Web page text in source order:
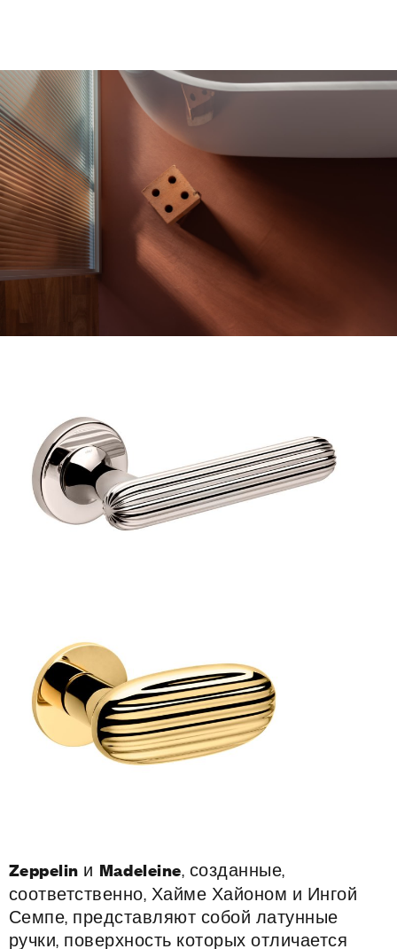
Zeppelin и Madeleine, созданные,
соответственно, Хайме Хайоном и Ингой
Семпе, представляют собой латунные
ручки, поверхность которых отличается